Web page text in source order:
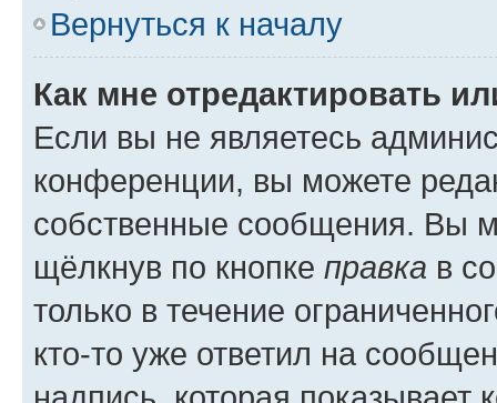
Вернуться к началу
Как мне отредактировать
Если вы не являетесь
конференции, вы можете
собственные сообщения. Вы
щёлкнув по кнопке правка в
только в течение
кто-то уже ответил на